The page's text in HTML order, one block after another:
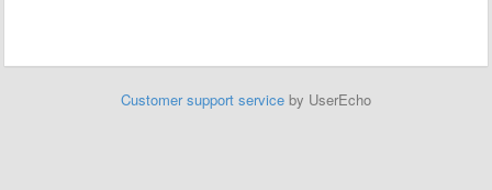
Customer support service by UserEcho